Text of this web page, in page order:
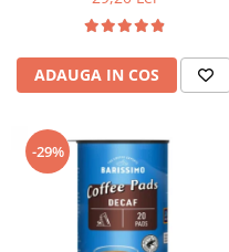
ADAUGA IN COS
-29%